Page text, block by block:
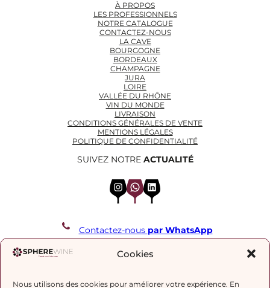
Cookies
Nous utilisons des cookies pour améliorer votre expérience. En
À PROPOS
LES PROFESSIONNELS
NOTRE CATALOGUE
CONTACTEZ-NOUS
LA CAVE
BOURGOGNE
BORDEAUX
CHAMPAGNE
JURA
LOIRE
VALLÉE DU RHÔNE
VIN DU MONDE
LIVRAISON
CONDITIONS GÉNÉRALES DE VENTE
MENTIONS LÉGALES
POLITIQUE DE CONFIDENTIALITÉ
SUIVEZ NOTRE ACTUALITÉ
InstagramWhatsApp LinkedIn
Contactez-nous par WhatsApp
REJOIGNEZ NOTRE LISTE DE DIFFUSION